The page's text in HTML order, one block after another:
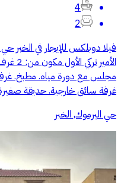
4
2
فيلا دوبلكس للإيجار في الخبر
مجلس مع دورة مياه. مطبخ.
غرفة سائق خارجية. حديقة
حي اليرموك, الخبر